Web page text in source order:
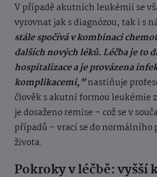
V případě akutních leukémií se
vyrovnat jak s diagnózou, tak i s
stále spočívá v kombinaci
dalších nových léků. Léčba je to
hospitalizace a je provázena
komplikacemi,”nastiňuje
člověk s akutní formou leukémie
je dosaženo remise – což se v
případů – vrací se do
života.
Pokroky v léčbě: vyšší